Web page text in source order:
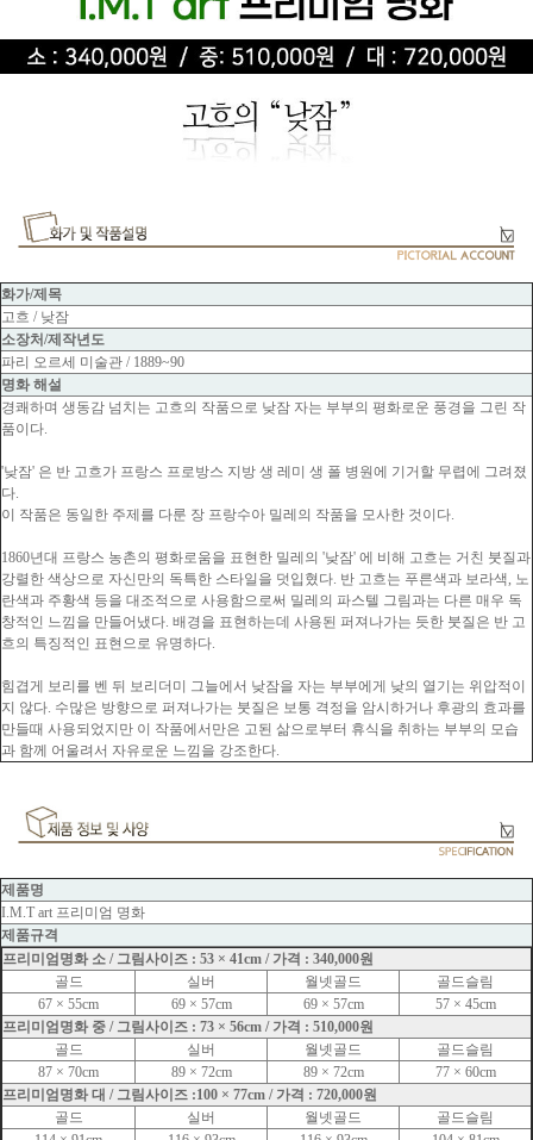
화가/제목
고흐 / 낮잠
소장처/제작년도
파리 오르세 미술관 / 1889~90
명화 해설
경쾌하며 생동감 넘치는 고흐의 작품으로 낮잠 자는 부부의 평화로운 풍경을 그린 작
품이다.
'낮잠' 은 반 고흐가 프랑스 프로방스 지방 생 레미 생 폴 병원에 기거할 무렵에 그려졌
다.
이 작품은 동일한 주제를 다룬 장 프랑수아 밀레의 작품을 모사한 것이다.
1860년대 프랑스 농촌의 평화로움을 표현한 밀레의 '낮잠' 에 비해 고흐는 거친 붓질과
강렬한 색상으로 자신만의 독특한 스타일을 덧입혔다. 반 고흐는 푸른색과 보라색, 노
란색과 주황색 등을 대조적으로 사용함으로써 밀레의 파스텔 그림과는 다른 매우 독
창적인 느낌을 만들어냈다. 배경을 표현하는데 사용된 퍼져나가는 듯한 붓질은 반 고
흐의 특징적인 표현으로 유명하다.
힘겹게 보리를 벤 뒤 보리더미 그늘에서 낮잠을 자는 부부에게 낮의 열기는 위압적이
지 않다. 수많은 방향으로 퍼져나가는 붓질은 보통 격정을 암시하거나 후광의 효과를
만들때 사용되었지만 이 작품에서만은 고된 삶으로부터 휴식을 취하는 부부의 모습
과 함께 어울려서 자유로운 느낌을 강조한다.
제품명
I.M.T art 프리미엄 명화
제품규격
프리미엄명화 소 / 그림사이즈 : 53 × 41cm / 가격 : 340,000원
골드
실버 월넷골드
골드슬림
67 × 55cm
69 × 57cm 69 × 57cm
57 × 45cm
프리미엄명화 중 / 그림사이즈 : 73 × 56cm / 가격 : 510,000원
골드
실버 월넷골드
골드슬림
87 × 70cm
89 × 72cm 89 × 72cm
77 × 60cm
프리미엄명화 대 / 그림사이즈 :100 × 77cm / 가격 : 720,000원
골드
실버 월넷골드
골드슬림